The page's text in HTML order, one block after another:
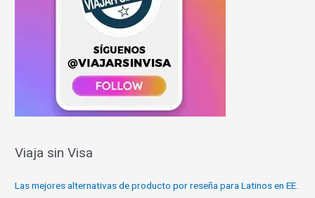
Viaja sin Visa
Las mejores alternativas de producto por reseña para Latinos en EE.